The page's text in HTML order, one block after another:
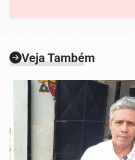
Veja Também